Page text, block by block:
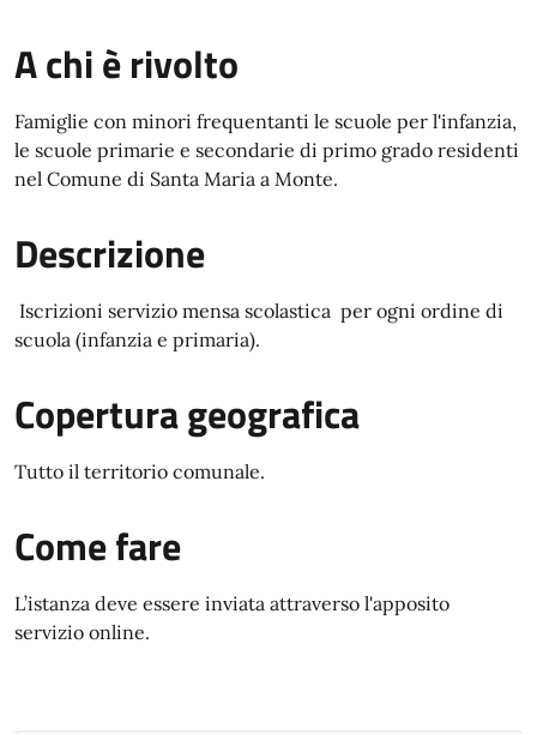
A chi è rivolto
Famiglie con minori frequentanti le scuole per l'infanzia,
le scuole primarie e secondarie di primo grado residenti
nel Comune di Santa Maria a Monte.
Descrizione
Iscrizioni servizio mensa scolastica per ogni ordine di
scuola (infanzia e primaria).
Copertura geografica
Tutto il territorio comunale.
Come fare
L’istanza deve essere inviata attraverso l'apposito
servizio online.